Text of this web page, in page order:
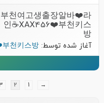
부천여고생출장알바❤️라
인☕XAX456❤️부천키스
방
آغاز شده توسط: 천키스방
→
1
2